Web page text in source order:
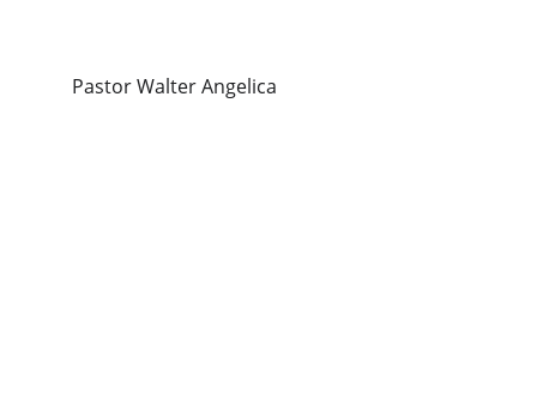
Pastor Walter Angelica